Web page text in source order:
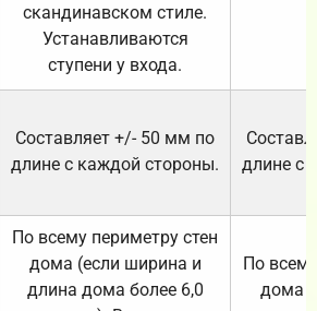
скандинавском стиле.
Устанавливаются
ступени у входа.
Составляет +/- 50 мм по
длине с каждой стороны.
длине с
По всему периметру стен
дома (если ширина и
длина дома более 6,0
По
дома